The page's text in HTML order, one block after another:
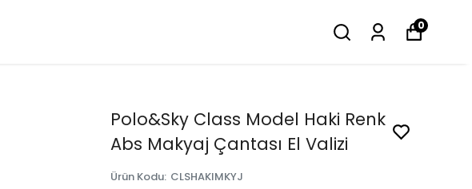
0
Polo&Sky Class Model Haki Renk
Abs Makyaj Çantası El Valizi
Ürün Kodu: CLSHAKIMKYJ